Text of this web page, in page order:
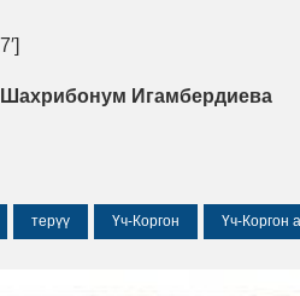
Игамбердиева
терүү Үч-Коргон Үч-Коргон